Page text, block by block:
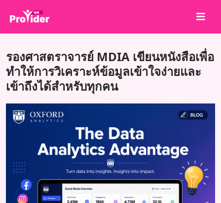
เกี่ยวกับเรา
เข้าสู่ระบบ
สมัครสมาชิก
บริการ
บล็อก
รองศาสตราจารย์ MDIA เขียนหนังสือเพื่อ
ทำให้การวิเคราะห์ข้อมูลเข้าใจง่ายและ
เข้าถึงได้สำหรับทุกคน